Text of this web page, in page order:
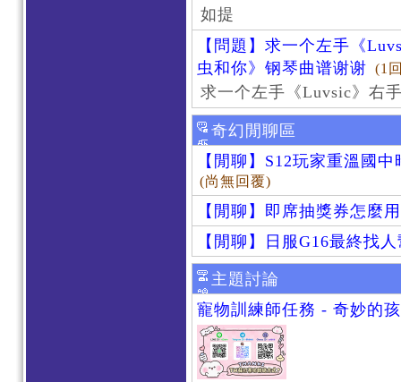
如提
【問題】求一个左手《
虫和你》钢琴曲谱谢谢 (1
求一个左手《Luvsic》右
奇幻閒聊區
【閒聊】S12玩家重溫國
(尚無回覆)
【閒聊】即席抽獎券怎麼
【閒聊】日服G16最終找
主題討論
寵物訓練師任務 - 奇妙的